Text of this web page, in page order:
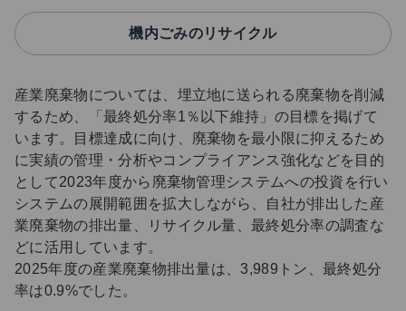
機内ごみのリサイクル
産業廃棄物については、埋立地に送られる廃棄物を削減
するため、「最終処分率1％以下維持」の目標を掲げて
います。目標達成に向け、廃棄物を最小限に抑えるため
に実績の管理・分析やコンプライアンス強化などを目的
として2023年度から廃棄物管理システムへの投資を行い
システムの展開範囲を拡大しながら、自社が排出した産
業廃棄物の排出量、リサイクル量、最終処分率の調査な
どに活用しています。
2025年度の産業廃棄物排出量は、3,989トン、最終処分
率は0.9%でした。